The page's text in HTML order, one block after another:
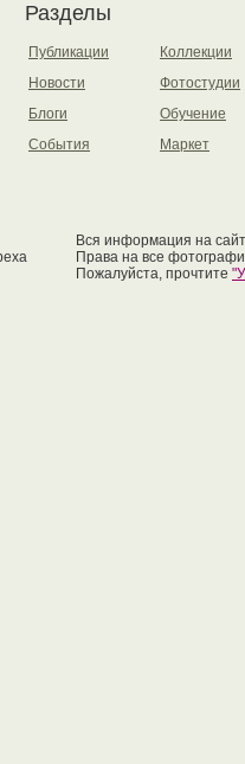
Разделы
Публикации
Новости
Блоги
События
Коллекции
Фотостудии
Обучение
Маркет
Вся информация на
Права на все
Пожалуйста, прочтите